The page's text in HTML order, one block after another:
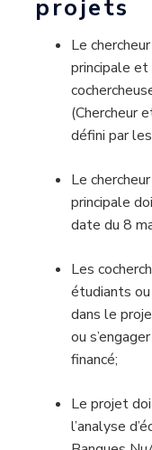
projets
Le
principale et
(Chercheur
défini par les
Le
principale
date du 8
Les
étudiants
dans le
ou
financé;
Le projet
l’analyse